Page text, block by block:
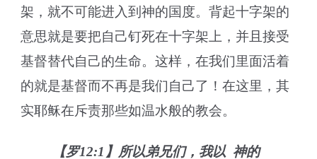
架，就不可能进入到神的国度。背起十字架的
意思就是要把自己钉死在十字架上，并且接受
基督替代自己的生命。这样，在我们里面活着
的就是基督而不再是我们自己了！在这里，其
实耶稣在斥责那些如温水般的教会。
【罗12:1】所以弟兄们，我以 神的